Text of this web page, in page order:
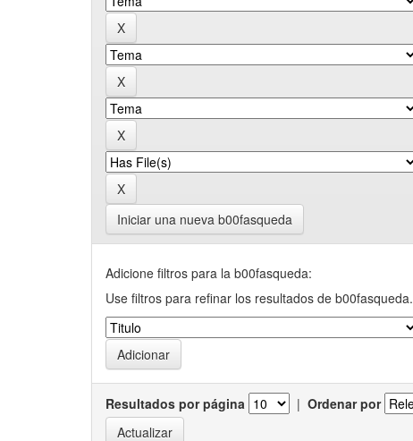
Iniciar una nueva b00fasqueda
Adicione filtros para la b00fasqueda:
Use filtros para refinar los resultados de b00fasqueda.
Resultados por página | Ordenar por